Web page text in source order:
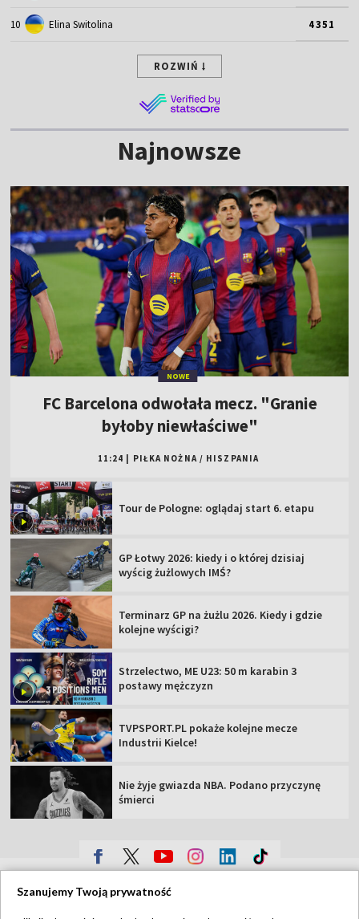
10 Elina Switolina 4351
ROZWIŃ
Najnowsze
NOWE
FC Barcelona odwołała mecz. "Granie
byłoby niewłaściwe"
11:24 PIŁKA NOŻNA / HISZPANIA
Tour de Pologne: oglądaj start 6. etapu
GP Łotwy 2026: kiedy i o której dzisiaj
wyścig żużlowych IMŚ?
Terminarz GP na żużlu 2026. Kiedy i gdzie
kolejne wyścigi?
Strzelectwo, ME U23: 50 m karabin 3
postawy mężczyzn
TVPSPORT.PL pokaże kolejne mecze
Industrii Kielce!
Nie żyje gwiazda NBA. Podano przyczynę
śmierci
Szanujemy Twoją prywatność